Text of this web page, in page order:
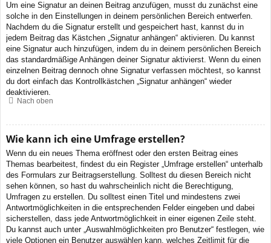
Um eine Signatur an deinen Beitrag anzufügen, musst du zunächst eine
solche in den Einstellungen in deinem persönlichen Bereich entwerfen.
Nachdem du die Signatur erstellt und gespeichert hast, kannst du in
jedem Beitrag das Kästchen „Signatur anhängen“ aktivieren. Du kannst
eine Signatur auch hinzufügen, indem du in deinem persönlichen Bereich
das standardmäßige Anhängen deiner Signatur aktivierst. Wenn du einen
einzelnen Beitrag dennoch ohne Signatur verfassen möchtest, so kannst
du dort einfach das Kontrollkästchen „Signatur anhängen“ wieder
deaktivieren.
Nach oben
Wie kann ich eine Umfrage erstellen?
Wenn du ein neues Thema eröffnest oder den ersten Beitrag eines
Themas bearbeitest, findest du ein Register „Umfrage erstellen“ unterhalb
des Formulars zur Beitragserstellung. Solltest du diesen Bereich nicht
sehen können, so hast du wahrscheinlich nicht die Berechtigung,
Umfragen zu erstellen. Du solltest einen Titel und mindestens zwei
Antwortmöglichkeiten in die entsprechenden Felder eingeben und dabei
sicherstellen, dass jede Antwortmöglichkeit in einer eigenen Zeile steht.
Du kannst auch unter „Auswahlmöglichkeiten pro Benutzer“ festlegen, wie
viele Optionen ein Benutzer auswählen kann, welches Zeitlimit für die